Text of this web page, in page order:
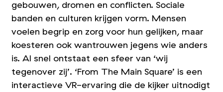
gebouwen, dromen en conflicten. Sociale
banden en culturen krijgen vorm. Mensen
voelen begrip en zorg voor hun gelijken, maar
koesteren ook wantrouwen jegens wie anders
is. Al snel ontstaat een sfeer van ‘wij
tegenover zij’. ‘From The Main Square’ is een
interactieve VR-ervaring die de kijker uitnodigt